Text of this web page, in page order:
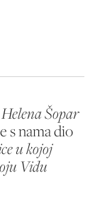
Helena Šopar
s nama dio
u kojoj
Vidu